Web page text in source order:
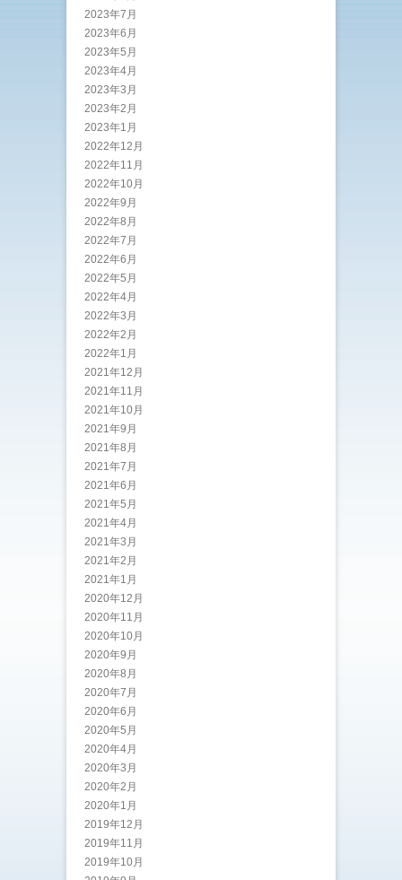
2023年7月
2023年6月
2023年5月
2023年4月
2023年3月
2023年2月
2023年1月
2022年12月
2022年11月
2022年10月
2022年9月
2022年8月
2022年7月
2022年6月
2022年5月
2022年4月
2022年3月
2022年2月
2022年1月
2021年12月
2021年11月
2021年10月
2021年9月
2021年8月
2021年7月
2021年6月
2021年5月
2021年4月
2021年3月
2021年2月
2021年1月
2020年12月
2020年11月
2020年10月
2020年9月
2020年8月
2020年7月
2020年6月
2020年5月
2020年4月
2020年3月
2020年2月
2020年1月
2019年12月
2019年11月
2019年10月